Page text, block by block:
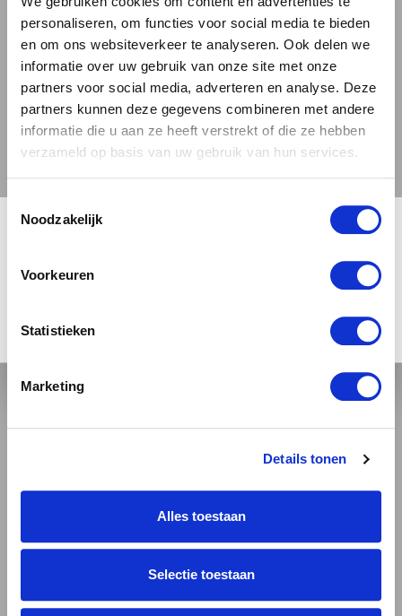
personaliseren, om functies voor social media te bieden
en om ons websiteverkeer te analyseren. Ook delen we
informatie over uw gebruik van onze site met onze
partners voor social media, adverteren en analyse. Deze
partners kunnen deze gegevens combineren met andere
informatie die u aan ze heeft verstrekt of die ze hebben
verzameld op basis van uw gebruik van hun services.
Toestemmingsselectie
Noodzakelijk
Voorkeuren
Statistieken
Marketing
Details tonen
Alles toestaan
Selectie toestaan
DE PERFECTE KEUZE
VOOR KENNERS
Biface past uitstekend bij verschillende
gelegenheden, van een ontspannen avond
thuis tot speciale momenten met vrienden. Dit
aan elke biercollectie. Voor liefhebbers van
bijzonders, biedt Biface de perfecte balans
dit uitzonderlijke Nederlandse bier en ervaar
Meer over de bierstijl Tripel.
DownloadMoersleutel Bifaceinformatie
Download hetproefformulier
3.78 / 5
Dit bier heeft op Untappd een3.78
🍺 LEEFDTIJDSCHECK 🍺
Je moet 18 jaar of ouder zijn om deze site te bezoeken.
JA, IK BEN 18 JAAR OF OUDER NEE